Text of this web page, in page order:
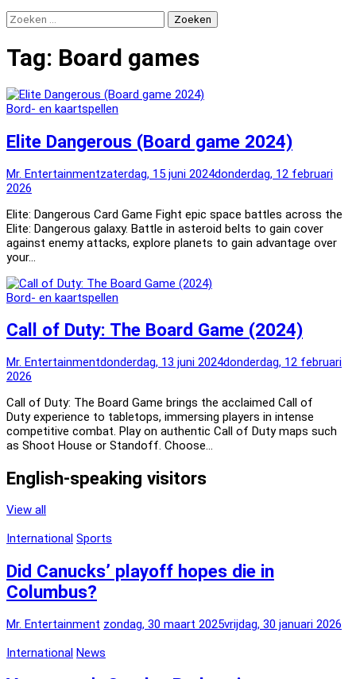
Zoeken
naar:
Tag: Board games
Bord- en kaartspellen
Elite Dangerous (Board game 2024)
Mr. Entertainmentzaterdag, 15 juni 2024donderdag, 12 februari
2026
Elite: Dangerous Card Game Fight epic space battles across the
Elite: Dangerous galaxy. Battle in asteroid belts to gain cover
against enemy attacks, explore planets to gain advantage over
your…
Bord- en kaartspellen
Call of Duty: The Board Game (2024)
Mr. Entertainmentdonderdag, 13 juni 2024donderdag, 12 februari
2026
Call of Duty: The Board Game brings the acclaimed Call of
Duty experience to tabletops, immersing players in intense
competitive combat. Play on authentic Call of Duty maps such
as Shoot House or Standoff. Choose…
English-speaking visitors
View all
International Sports
Did Canucks’ playoff hopes die in
Columbus?
Mr. Entertainment zondag, 30 maart 2025vrijdag, 30 januari 2026
International News